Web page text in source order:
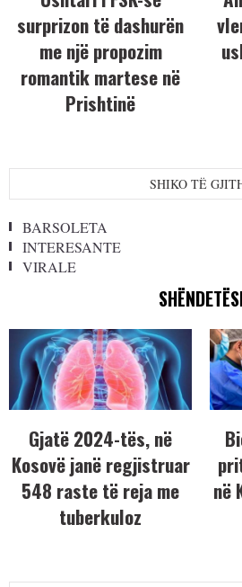
surprizon të dashurën
me një propozim
romantik martese në
Prishtinë
SHIKO TË
BARSOLETA
INTERESANTE
VIRALE
Gjatë 2024-tës, në
Kosovë janë regjistruar
548 raste të reja me
tuberkuloz
në